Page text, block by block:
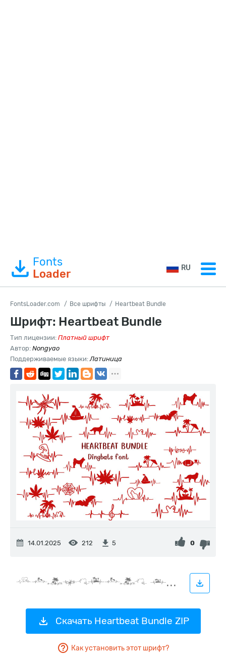
Fonts
Loader
RU
FontsLoader.com Все шрифты Heartbeat Bundle
Шрифт: Heartbeat Bundle
Тип лицензии: Платный шрифт
Автор: Nongyao
Поддерживаемые языки:Латиница
14.01.2025 212 5 0
Скачать Heartbeat Bundle ZIP
Как установить этот шрифт?